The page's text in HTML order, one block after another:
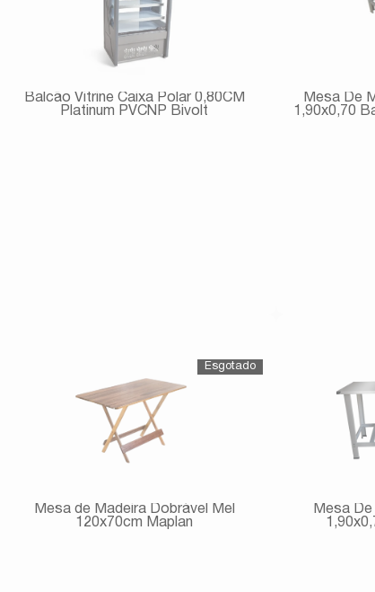
Balcão Vitrine Caixa Polar 0,80CM
Platinum PVCNP Bivolt
Mesa De
1,90x0,70
Mesa de Madeira Dobrável Mel
120x70cm Maplan
Mesa